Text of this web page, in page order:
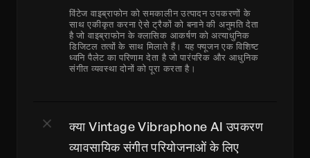
विंटेज वाइब्राफोन को समकालीन उत्पादन उपकरणों के
साथ एकीकृत करना ऐसे ट्रैकों को बनाने की अनुमति देता
है जो वाइब्राफोन के क्लासिक आकर्षण को अत्याधुनिक
डिजिटल तत्वों के साथ मिलाते हैं। यह फ्यूजन एक विशिष्ट
ध्वनि पैलेट का परिणाम देता है जो पारंपरिक और आधुनिक
संगीत व्यवस्था दोनों को पूरा करता है।
क्या Vintage Vibraphone AI उपकरण
व्यावसायिक संगीत परियोजनाओं के लिए